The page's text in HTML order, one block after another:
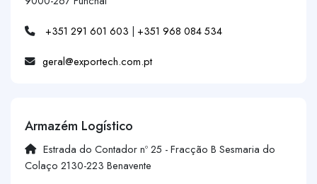
+351 291 601 603 | +351 968 084 534
geral@exportech.com.pt
Armazém Logístico
Estrada do Contador nº 25 - Fracção B Sesmaria do
Colaço 2130-223 Benavente